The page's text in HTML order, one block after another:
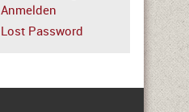
Anmelden
Lost Password